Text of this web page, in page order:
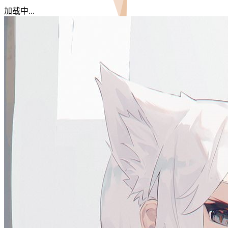
加载中...